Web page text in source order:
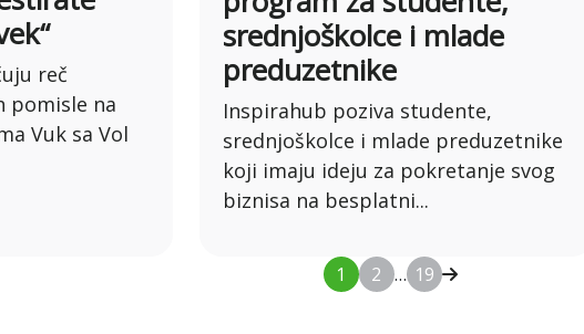
reč
pomisle na
Vuk sa Vol
srednjoškolce i mlade
preduzetnike
Inspirahub poziva studente,
srednjoškolce i mlade preduzetnike
koji imaju ideju za pokretanje svog
biznisa na besplatni...
1 2 … 19